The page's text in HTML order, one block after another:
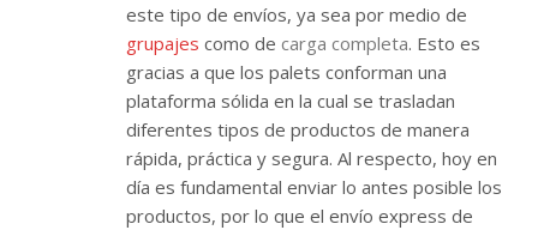
este tipo de envíos, ya sea por medio de
grupajes como de carga completa. Esto es
gracias a que los palets conforman una
plataforma sólida en la cual se trasladan
diferentes tipos de productos de manera
rápida, práctica y segura. Al respecto, hoy en
día es fundamental enviar lo antes posible los
productos, por lo que el envío express de